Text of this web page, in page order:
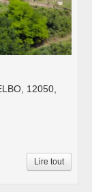
12050,
Lire tout